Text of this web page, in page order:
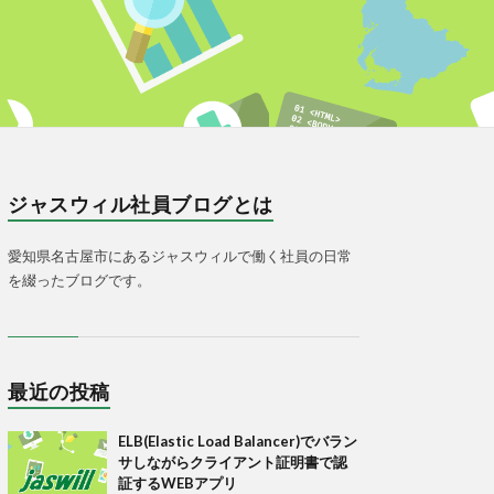
ジャスウィル社員ブログとは
愛知県名古屋市にあるジャスウィルで働く社員の日常
を綴ったブログです。
最近の投稿
ELB(Elastic Load Balancer)でバラン
サしながらクライアント証明書で認
証するWEBアプリ